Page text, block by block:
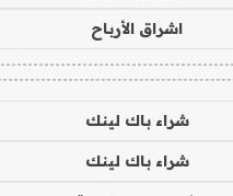
اشراق الأرباح
شراء باك لينك
شراء باك لينك